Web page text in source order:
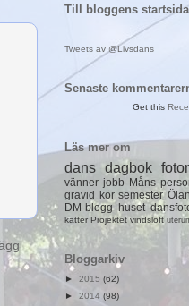
Till bloggens startsida
Tweets av @Livsdans
Senaste
Get this
Läs mer om
dans dagbok
vänner jobb Måns
gravid
kör semester
DM-blogg huset
katter Projektet vindsloft
Bloggarkiv
► 2015 (62)
► 2014 (98)